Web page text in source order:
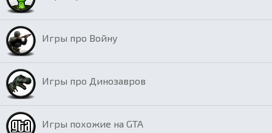
Игры про Войну
Игры про Динозавров
Игры похожие на GTA